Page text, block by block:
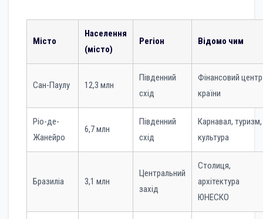
Місто
Населення
(місто)
Регіон Відомо чим
Сан-Паулу 12,3 млн
Південний
схід
Фінансовий центр
країни
Ріо-де-
Жанейро
6,7 млн
Південний
схід
Карнавал, туризм,
культура
Бразиліа 3,1 млн
Центральний
захід
Столиця,
архітектура
ЮНЕСКО